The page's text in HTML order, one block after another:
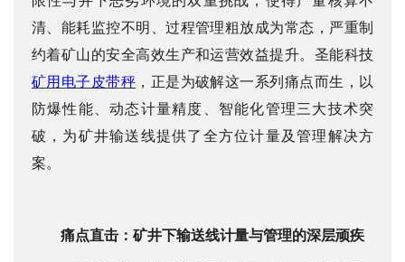
清、能耗监控不明、过程管理粗放成为常态，严重制
约着矿山的安全高效生产和运营效益提升。圣能科技
矿用电子皮带秤 ，正是为破解这一系列痛点而生，以
防爆性能、动态计量精度、智能化管理三大技术突
破，为矿井输送线提供了全方位计量及管理解决方
案。
痛点直击：矿井下输送线计量与管理的深层顽疾